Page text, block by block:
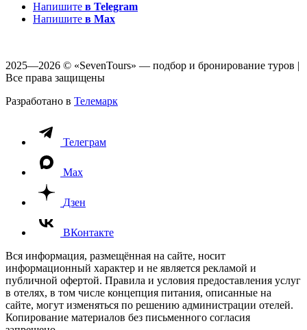
Напишите в Telegram
Напишите в Max
2025—2026 © «SevenTours» — подбор и бронирование туров |
Все права защищены
Разработано в Телемарк
Телеграм
Max
Дзен
ВКонтакте
Вся информация, размещённая на сайте, носит
информационный характер и не является рекламой и
публичной офертой. Правила и условия предоставления услуг
в отелях, в том числе концепция питания, описанные на
сайте, могут изменяться по решению администрации отелей.
Копирование материалов без письменного согласия